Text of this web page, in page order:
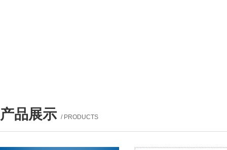
产品展示 / PRODUCTS